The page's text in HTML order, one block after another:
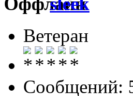
Ветеран
Сообщений: